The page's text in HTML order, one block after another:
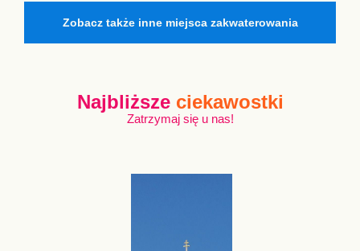
Zobacz także inne miejsca zakwaterowania
Najbliższe ciekawostki
Zatrzymaj się u nas!